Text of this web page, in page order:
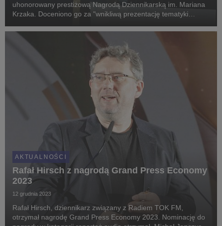
uhonorowany prestiżową Nagrodą Dziennikarską im. Mariana
Krzaka. Doceniono go za "wnikliwą prezentację tematyki
wiarygodny".
AKTUALNOŚCI
Rafał Hirsch z nagrodą Grand Press Economy
2023
12 grudnia 2023
Rafał Hirsch, dziennikarz związany z Radiem TOK FM,
otrzymał nagrodę Grand Press Economy 2023. Nominację do